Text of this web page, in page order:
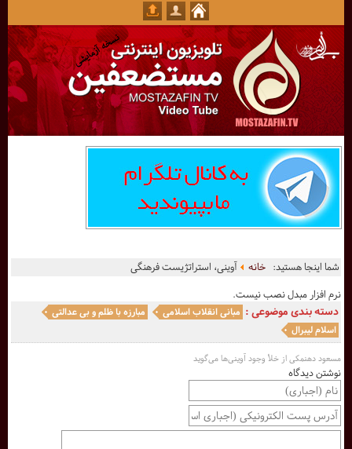
شما اینجا هستید:خانه
آوینی، استراتژیست فرهنگی
نرم افزار مبدل نصب نیست.
دسته بندی موضوعی : مبانی انقلاب اسلامی
مبارزه با ظلم و بی عدالتی
اسلام لیبرال
مسعود دهنمکی از خلأ وجود آوینی‌ها می‌گوید
نوشتن دیدگاه